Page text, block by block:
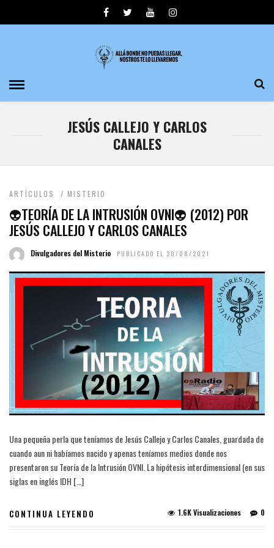
JESÚS CALLEJO Y CARLOS
CANALES
ARTÍCULOS / MISTERIO
👽TEORÍA DE LA INTRUSIÓN OVNI👽 (2012) POR
JESÚS CALLEJO Y CARLOS CANALES
Divulgadores del Misterio PUBLICADO EL 20/08/2021
Una pequeña perla que teníamos de Jesús Callejo y Carlos Canales, guardada de
cuando aun ni habíamos nacido y apenas teníamos medios donde nos
presentaron su Teoría de la Intrusión OVNI. La hipótesis interdimensional (en sus
siglas en inglés IDH […]
CONTINUA LEYENDO 0
1.6K Visualizaciones